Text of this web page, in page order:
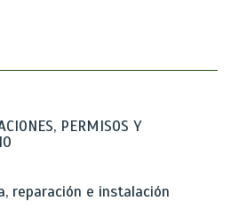
PERMISOS Y
reparación e instalación